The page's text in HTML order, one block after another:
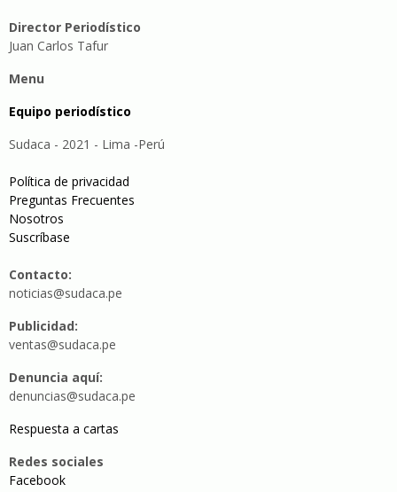
Director Periodístico
Juan Carlos Tafur
Menu
Equipo periodístico
Sudaca - 2021 - Lima -Perú
Política de privacidad
Preguntas Frecuentes
Nosotros
Suscríbase
Contacto:
noticias@sudaca.pe
Publicidad:
ventas@sudaca.pe
Denuncia aquí:
denuncias@sudaca.pe
Respuesta a cartas
Redes sociales
Facebook